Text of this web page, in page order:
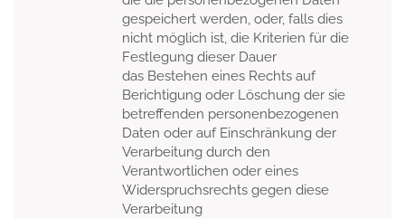
gespeichert werden, oder, falls dies
nicht möglich ist, die Kriterien für die
Festlegung dieser Dauer
das Bestehen eines Rechts auf
Berichtigung oder Löschung der sie
betreffenden personenbezogenen
Daten oder auf Einschränkung der
Verarbeitung durch den
Verantwortlichen oder eines
Widerspruchsrechts gegen diese
Verarbeitung